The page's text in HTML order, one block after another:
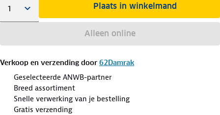
Plaats in winkelmand
Alleen online
Verkoop en verzending door 62Damrak
Geselecteerde ANWB-partner
Breed assortiment
Snelle verwerking van je bestelling
Gratis verzending